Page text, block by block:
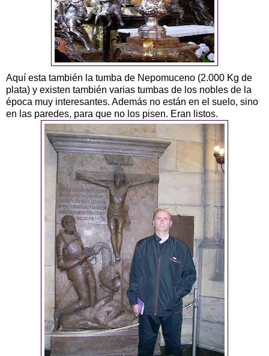
Aquí esta también la tumba de Nepomuceno (2.000 Kg de
plata) y existen también varias tumbas de los nobles de la
época muy interesantes. Además no están en el suelo, sino
en las paredes, para que no los pisen. Eran listos.